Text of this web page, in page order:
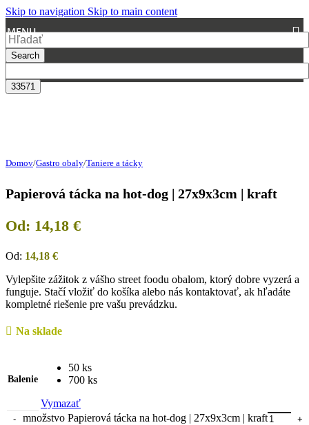
Skip to navigation Skip to main content
MENU
Search
Domov/Gastro obaly/Taniere a tácky
Papierová tácka na hot-dog | 27x9x3cm | kraft
Od: 14,18 €
Od: 14,18 €
Vylepšite zážitok z vášho street foodu obalom, ktorý dobre vyzerá a
funguje. Stačí vložiť do košíka alebo nás kontaktovať, ak hľadáte
kompletné riešenie pre vašu prevádzku.
Na sklade
Balenie
50 ks
700 ks
Vymazať
množstvo Papierová tácka na hot-dog | 27x9x3cm | kraft